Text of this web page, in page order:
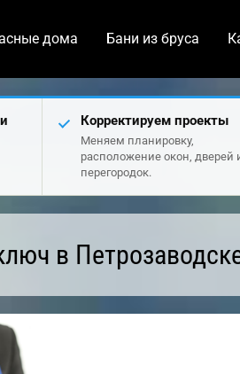
дома Бани из бруса
Корректируем проекты
Меняем планировку,
расположение окон, дверей
перегородок.
в